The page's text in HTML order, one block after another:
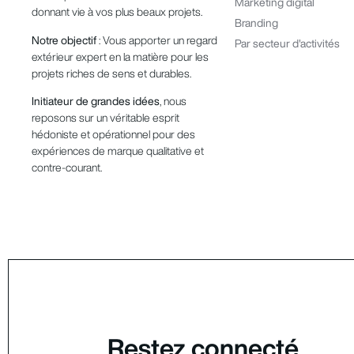
donnant vie à vos plus beaux projets.
Notre objectif: Vous apporter un regard
extérieur expert en la matière pour les
projets riches de sens et durables.
Initiateur de grandes idées , nous
reposons sur un véritable esprit
hédoniste et opérationnel pour des
expériences de marque qualitative et
contre-courant.
Marketing digital
Branding
Par secteur d'activités
Restez connecté